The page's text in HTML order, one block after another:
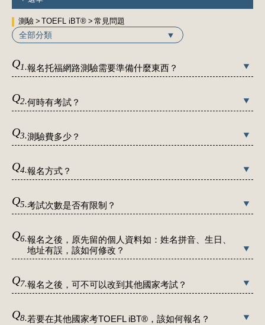
測驗 TOEFL iBT® 常見問題
全部分類
Q1.報名托福網路測驗需要準備什麼東西？
Q2.何時有考試？
Q3.測驗費多少？
Q4.報名方式？
Q5.考試次數是否有限制？
Q6.報名之後，原先留的個人資料如：姓名拼音、生日、
地址有誤，該如何修改？
Q7.報名之後，可不可以改到其他國家考試？
Q8.若要在其他國家考TOEFL iBT®，該如何報名？